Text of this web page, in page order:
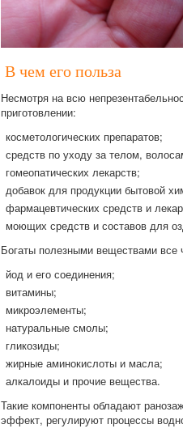
В чем его польза
Несмотря на всю
приготовлении:
косметологических препаратов;
средств по уходу за телом,
гомеопатических лекарств;
добавок для продукции бытовой
фармацевтических средств и
моющих средств и составов для
Богаты полезными веществами все
йод и его соединения;
витамины;
микроэлементы;
натуральные смолы;
гликозиды;
жирные аминокислоты и масла;
алкалоиды и прочие вещества.
Такие компоненты обладают
эффект, регулируют процессы